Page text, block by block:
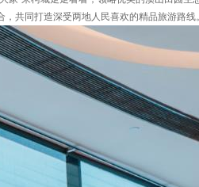
共同打造深受两地人民喜欢的精品旅游路线